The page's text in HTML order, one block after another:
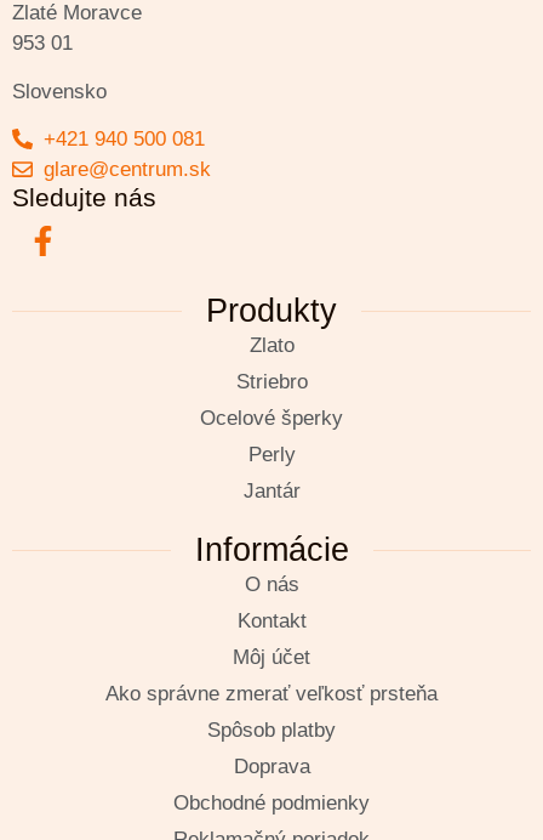
Zlaté Moravce
953 01
Slovensko
+421 940 500 081
glare@centrum.sk
Sledujte nás
Produkty
Zlato
Striebro
Ocelové šperky
Perly
Jantár
Informácie
O nás
Kontakt
Môj účet
Ako správne zmerať veľkosť prsteňa
Spôsob platby
Doprava
Obchodné podmienky